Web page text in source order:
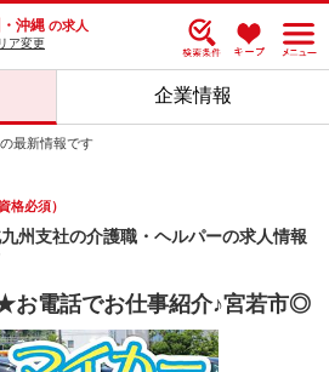
沖縄 の求人
ア変更
企業情報
最新情報です
格必須）
州支社の介護職・ヘルパーの求人情報
お電話でお仕事紹介♪宮若市◎